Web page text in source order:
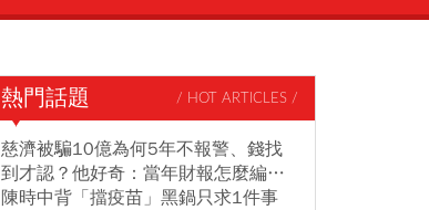
熱門話題 / HOT ARTICLES /
慈濟被騙10億為何5年不報警、錢找
到才認？他好奇：當年財報怎麼編…
陳時中背「擋疫苗」黑鍋只求1件事